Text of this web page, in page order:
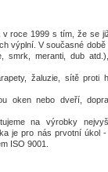
roce 1999 s tím, že se
výplní. V současné
smrk, meranti, dub
žaluzie, sítě proti
oken nebo dveří,
na výrobky
je pro nás prvotní úkol
ISO 9001.